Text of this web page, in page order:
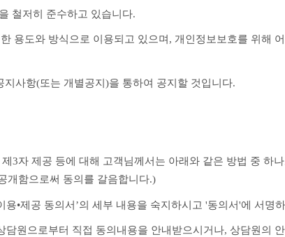
철저히 준수하고 있습니다.
용도와 방식으로 이용되고 있으며, 개인정보보호를 위해
지사항(또는 개별공지)을 통하여 공지할 것입니다.
개함으로써 동의를 갈음합니다.)
•제공 동의서’의 세부 내용을 숙지하시고 '동의서'에 서명
원으로부터 직접 동의내용을 안내받으시거나, 상담원의